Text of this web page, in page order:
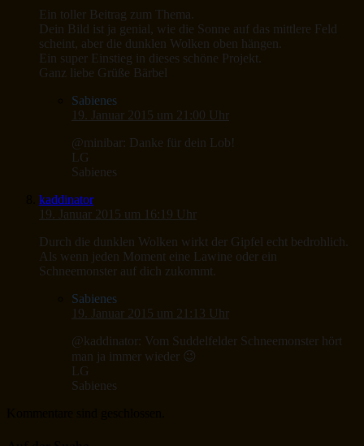
Ein toller Beitrag zum Thema.
Dein Bild ist ja genial, wie die Sonne auf das mittlere Feld
scheint, aber die dunklen Wolken oben hängen.
Ein super Einstieg in dieses schöne Projekt.
Ganz liebe Grüße Bärbel
Sabienes
19. Januar 2015 um 21:00 Uhr
@minibar: Danke für dein Lob!
LG
Sabienes
kaddinator
19. Januar 2015 um 16:19 Uhr
Durch die dunklen Wolken wirkt der Gipfel echt bedrohlich.
Als wenn jeden Moment eine Lawine oder ein
Schneemonster auf dich zukommt.
Sabienes
19. Januar 2015 um 21:13 Uhr
@kaddinator: Vom Suddelfelder Schneemonster hört
man ja immer wieder 😉
LG
Sabienes